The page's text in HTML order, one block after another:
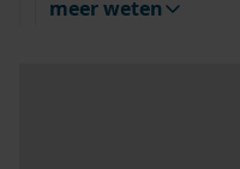
meer weten